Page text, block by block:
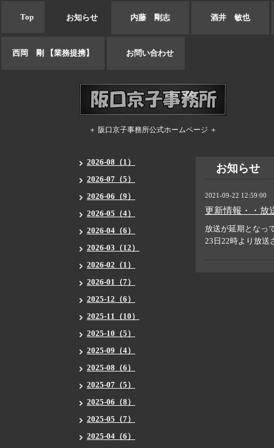
Top お知らせ 内藤 剛志 酒井 敏也
西岡 剛 【業務提携】 お問い合わせ
＋ 阪口京子事務所公式ホームページ ＋
お知らせ
2021-09-22 12:59:00
更新情報・・放
放送が延期となっ
23日22時より放送
2026-08（1）
2026-07（5）
2026-06（9）
2026-05（4）
2026-04（6）
2026-03（12）
2026-02（1）
2026-01（7）
2025-12（6）
2025-11（10）
2025-10（5）
2025-09（4）
2025-08（6）
2025-07（5）
2025-06（8）
2025-05（7）
2025-04（6）